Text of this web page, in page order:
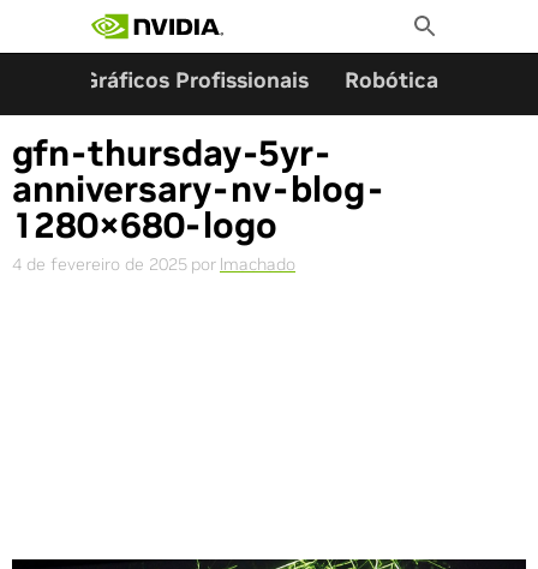
Toggle
Search
Gráficos Profissionais Robótica
gfn-thursday-5yr-
anniversary-nv-blog-
1280×680-logo
4 de fevereiro de 2025 por lmachado